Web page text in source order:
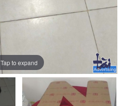
Tap to expand